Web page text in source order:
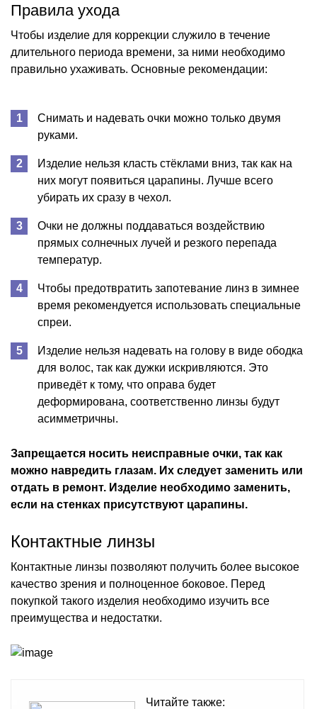
Правила ухода
Чтобы изделие для коррекции служило в течение
длительного периода времени, за ними необходимо
правильно ухаживать. Основные рекомендации:
Снимать и надевать очки можно только двумя
руками.
Изделие нельзя класть стёклами вниз, так как на
них могут появиться царапины. Лучше всего
убирать их сразу в чехол.
Очки не должны поддаваться воздействию
прямых солнечных лучей и резкого перепада
температур.
Чтобы предотвратить запотевание линз в зимнее
время рекомендуется использовать специальные
спреи.
Изделие нельзя надевать на голову в виде ободка
для волос, так как дужки искривляются. Это
приведёт к тому, что оправа будет
деформирована, соответственно линзы будут
асимметричны.
Запрещается носить неисправные очки, так как
можно навредить глазам. Их следует заменить или
отдать в ремонт. Изделие необходимо заменить,
если на стенках присутствуют царапины.
Контактные линзы
Контактные линзы позволяют получить более высокое
качество зрения и полноценное боковое. Перед
покупкой такого изделия необходимо изучить все
преимущества и недостатки.
Читайте также: